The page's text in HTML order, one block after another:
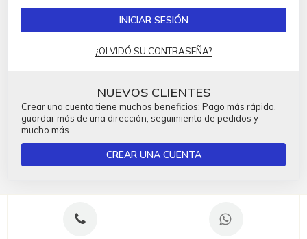
INICIAR SESIÓN
¿OLVIDÓ SU CONTRASEÑA?
NUEVOS CLIENTES
Crear una cuenta tiene muchos beneficios: Pago más rápido,
guardar más de una dirección, seguimiento de pedidos y
mucho más.
CREAR UNA CUENTA